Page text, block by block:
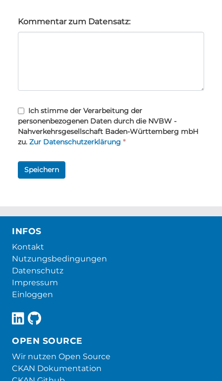
Kommentar zum Datensatz:
Ich stimme der Verarbeitung der
personenbezogenen Daten durch die NVBW -
Nahverkehrsgesellschaft Baden-Württemberg mbH
zu. Zur Datenschutzerklärung *
Speichern
INFOS
Kontakt
Nutzungsbedingungen
Datenschutz
Impressum
Einloggen
OPEN SOURCE
Wir nutzen Open Source
CKAN Dokumentation